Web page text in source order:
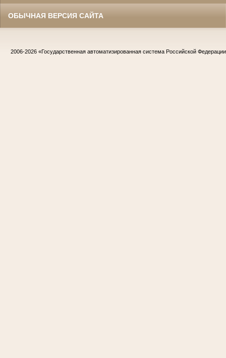
ОБЫЧНАЯ ВЕРСИЯ САЙТА
2006-2026 «Государственная автоматизированная система Российской